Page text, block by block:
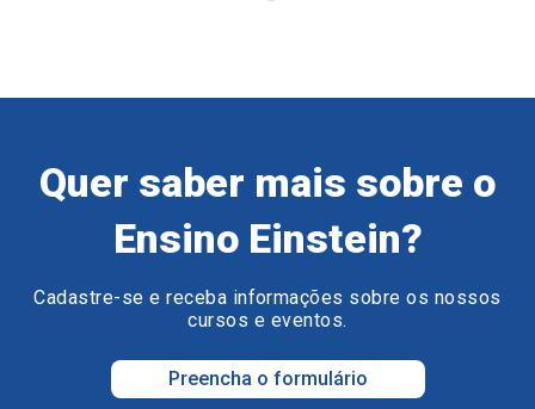
Quer saber mais sobre o
Ensino Einstein?
Cadastre-se e receba informações sobre os nossos
cursos e eventos.
Preencha o formulário